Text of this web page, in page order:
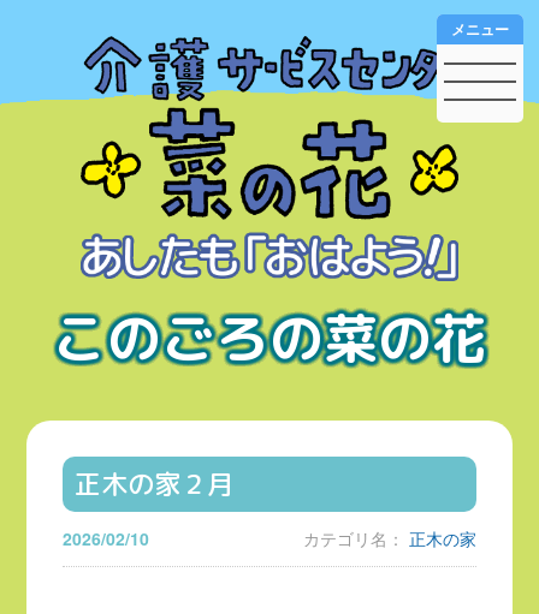
このごろの菜の花
メニュー
正木の家２月
2026/02/10 カテゴリ名： 正木の家